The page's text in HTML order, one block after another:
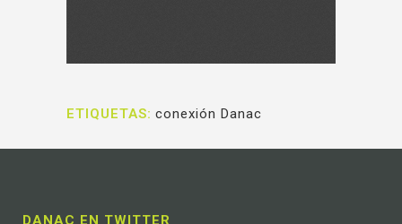
ETIQUETAS: conexión Danac
DANAC EN TWITTER